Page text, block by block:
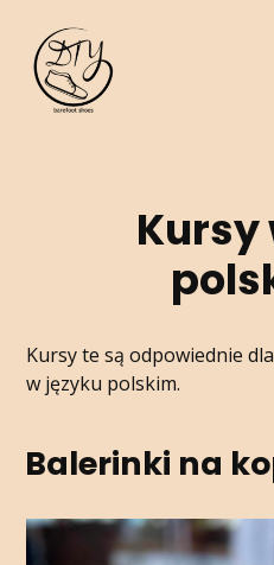
Kursy
Kursy te są odpowiednie
w języku polskim.
Balerinki na